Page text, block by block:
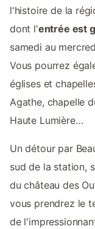
l'histoire de la
dont l'entrée est
samedi au
Vous pourrez
églises et
Agathe, chapelle
Haute Lumière…
Un détour par
sud de la station,
du château des
vous prendrez le
de